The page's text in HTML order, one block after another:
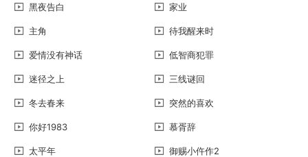
黑夜告白 家业
主角 待我醒来时
爱情没有神话 低智商犯罪
迷径之上 三线谜回
冬去春来 突然的喜欢
你好1983 慕胥辞
太平年 御赐小仵作2